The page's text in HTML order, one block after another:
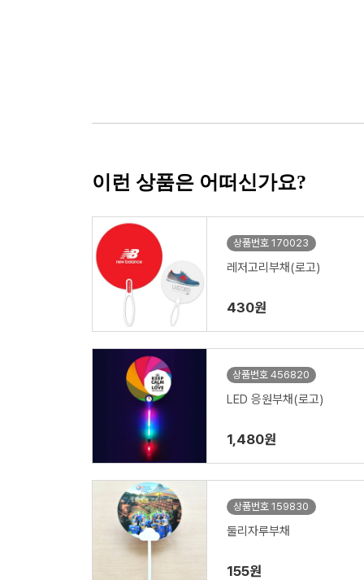
이런 상품은 어떠신가요?
상품번호 170023
레저고리부채(로고)
430원
상품번호 456820
LED 응원부채(로고)
1,480원
상품번호 159830
둘리자루부채
155원